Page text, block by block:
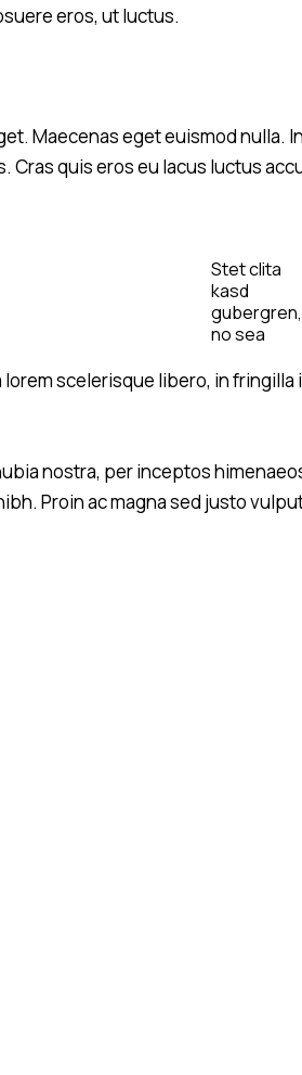
eros, ut luctus.
Maecenas eget euismod
quis eros eu lacus luctus
Stet clita
kasd
gubergren,
no sea
est labore
et dolore
scelerisque libero, in
nostra, per inceptos
Proin ac magna sed justo